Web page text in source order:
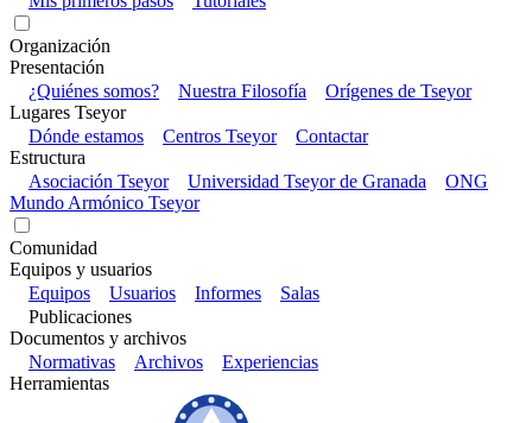
Organización
Presentación
¿Quiénes somos?
Nuestra Filosofía
Orígenes de Tseyor
Lugares Tseyor
Dónde estamos
Centros Tseyor
Contactar
Estructura
Asociación Tseyor
Universidad Tseyor de Granada
ONG
Mundo Armónico Tseyor
Comunidad
Equipos y usuarios
Equipos
Usuarios Informes
Salas
Publicaciones
Documentos y archivos
Normativas
Archivos
Experiencias
Herramientas